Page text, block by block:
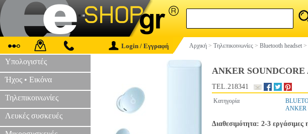
Login / Εγγραφή Αρχική > Τηλεπικοινωνίες > Bluetooth headset >
Υπολογιστές
Ήχος • Εικόνα
Τηλεπικοινωνίες
Λευκές συσκευές
ANKER
TEL.218341
Κατηγορία
ANKER
Διαθεσιμότητα: 2-3 εργάσιμες